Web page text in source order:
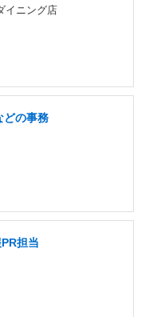
イニング店
どの事務
担当